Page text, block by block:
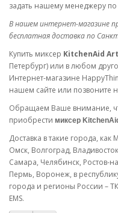
задать нашему менеджеру
В нашем интернет-магазине
бесплатная доставка по
Купить миксер KitchenAid
Петербург) или в любом
Интернет-магазине
нашем сайте или позвоните
Обращаем Ваше внимание,
приобрести миксер
Доставка в такие города,
Омск, Волгоград,
Самара, Челябинск, Ростов-
Пермь, Воронеж, в
города и регионы России –
EMS.